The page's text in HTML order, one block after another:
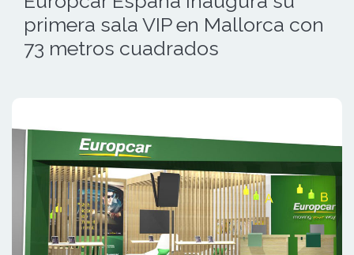
primera sala VIP en Mallorca con
73 metros cuadrados